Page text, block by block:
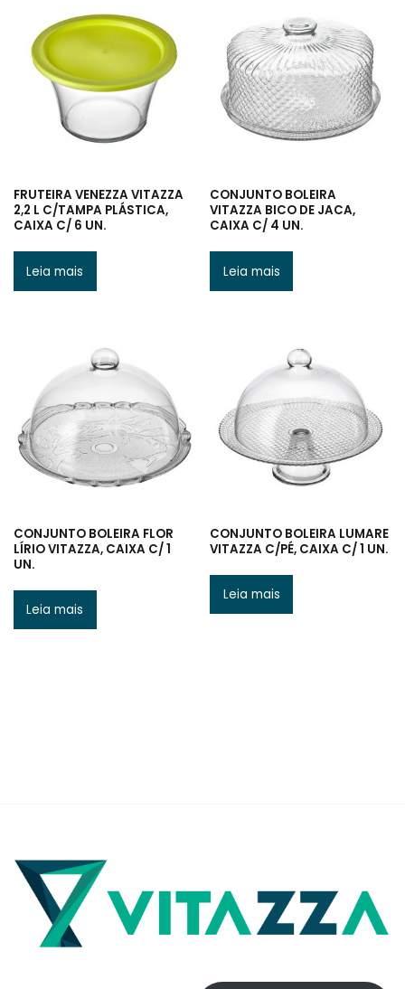
FRUTEIRA VENEZZA VITAZZA
2,2 L C/TAMPA PLÁSTICA,
CAIXA C/ 6 UN.
Leia mais
CONJUNTO BOLEIRA
VITAZZA BICO DE JACA,
CAIXA C/ 4 UN.
Leia mais
CONJUNTO BOLEIRA FLOR
LÍRIO VITAZZA, CAIXA C/ 1
UN.
Leia mais
CONJUNTO BOLEIRA LUMARE
VITAZZA C/PÉ, CAIXA C/ 1 UN.
Leia mais